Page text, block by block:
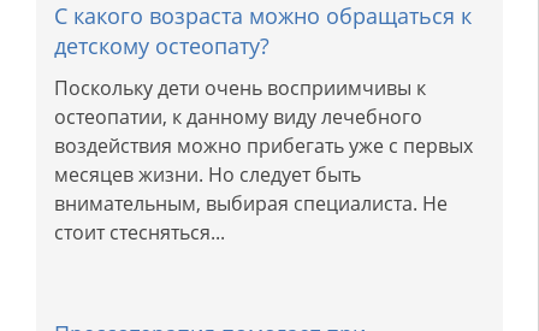
С какого возраста можно обращаться к
детскому остеопату?
Поскольку дети очень восприимчивы к
остеопатии, к данному виду лечебного
воздействия можно прибегать уже с первых
месяцев жизни. Но следует быть
внимательным, выбирая специалиста. Не
стоит стесняться...